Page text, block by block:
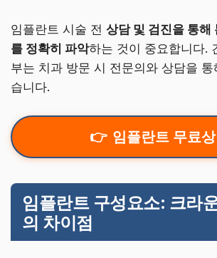
임플란트 시술 전 상담 및 검진을 통해
를 정확히 파악하는 것이 중요합니다.
부는 치과 방문 시 전문의와 상담을 통
습니다.
임플란트 무료
임플란트 구성요소: 크라
의 차이점